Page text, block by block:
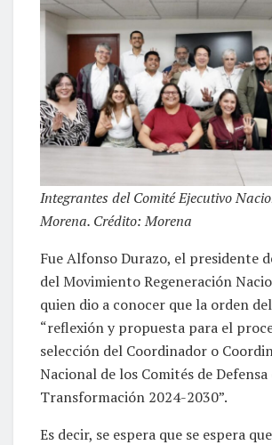
Integrantes del Comité Ejecutivo
Morena. Crédito: Morena
Fue Alfonso Durazo, el presidente
del Movimiento Regeneración
quien dio a conocer que la orden
“reflexión y propuesta para el
selección del Coordinador o
Nacional de los Comités de
Transformación 2024-2030”.
Es decir, se espera que se espera